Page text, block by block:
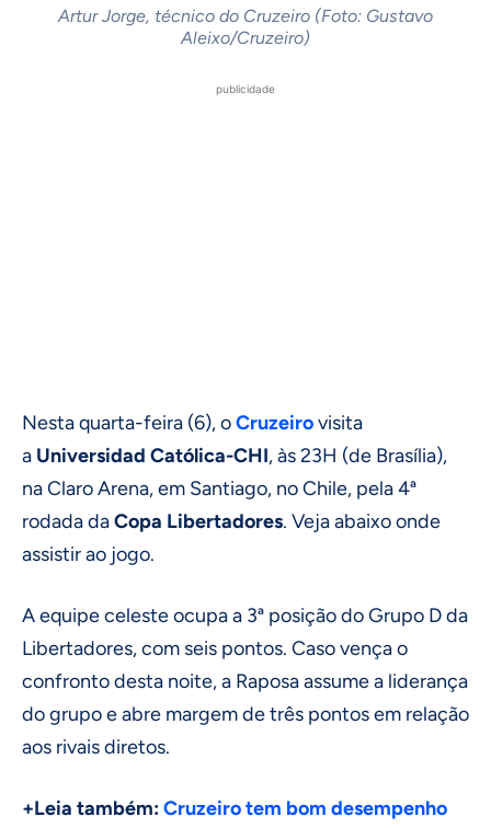
Artur Jorge, técnico do Cruzeiro (Foto: Gustavo
Aleixo/Cruzeiro)
publicidade
Nesta quarta-feira (6), oCruzeirovisita
a Universidad Católica-CHI, às 23H (de Brasília),
na Claro Arena, em Santiago, no Chile, pela 4ª
rodada daCopa Libertadores. Veja abaixo onde
assistir ao jogo.
A equipe celeste ocupa a 3ª posição do Grupo D da
Libertadores, com seis pontos. Caso vença o
confronto desta noite, a Raposa assume a liderança
do grupo e abre margem de três pontos em relação
aos rivais diretos.
+Leia também:Cruzeiro tem bom desempenho